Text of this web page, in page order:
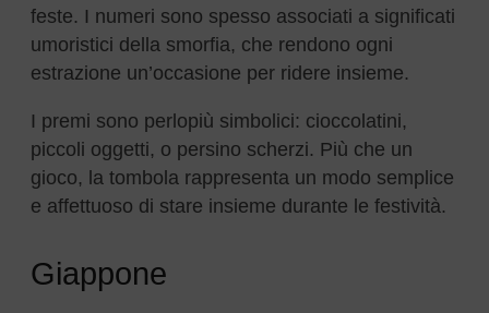
feste. I numeri sono spesso associati a significati
umoristici della smorfia, che rendono ogni
estrazione un’occasione per ridere insieme.
I premi sono perlopiù simbolici: cioccolatini,
piccoli oggetti, o persino scherzi. Più che un
gioco, la tombola rappresenta un modo semplice
e affettuoso di stare insieme durante le festività.
Giappone